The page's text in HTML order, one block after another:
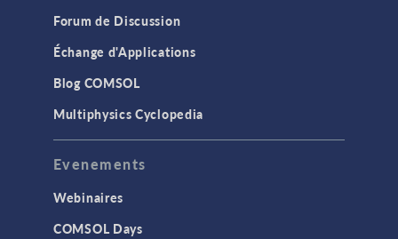
Forum de Discussion
Échange d'Applications
Blog COMSOL
Multiphysics Cyclopedia
Evenements
Webinaires
COMSOL Days